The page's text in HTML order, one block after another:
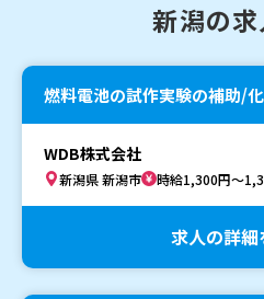
新潟の
燃料電池の試作実験の補助/
WDB株式会社
新潟県 新潟市 時給1,300円～
求人の詳細